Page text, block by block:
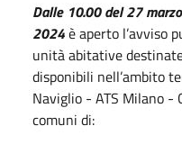
Dalle 10.00 del 27
2024è aperto l’avviso
unità abitative
disponibili nell’ambito
Naviglio - ATS Milano
comuni di: